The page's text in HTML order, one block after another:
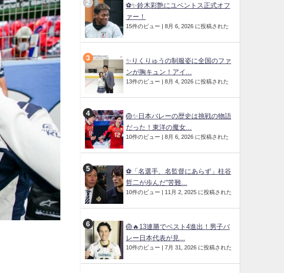
⚽✨鈴木彩艶にユベントス正式オフ
ァー！
15件のビュー 8月 6, 2026 に投稿された
✨りくりゅうの制服姿に全国のファ
ンが胸キュン！アイ...
13件のビュー 8月 4, 2026 に投稿された
🏐✨日本バレーの歴史は挑戦の物語
だった！東洋の魔女...
10件のビュー 8月 6, 2026 に投稿された
⚽「名選手、名監督にあらず」柱谷
哲二が歩んだ“苦難...
10件のビュー 11月 2, 2025 に投稿された
🏐🔥13連勝でベスト4進出！男子バ
レー日本代表が見...
10件のビュー 7月 31, 2026 に投稿された